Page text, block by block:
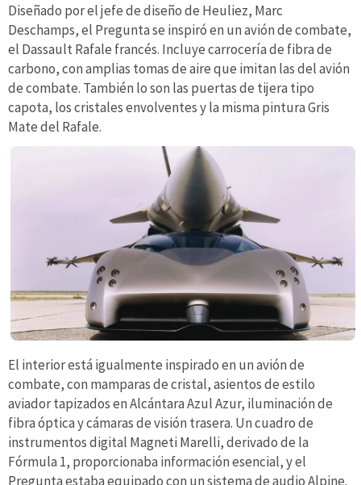
Diseñado por el jefe de diseño de Heuliez, Marc
Deschamps, el Pregunta se inspiró en un avión de combate,
el Dassault Rafale francés. Incluye carrocería de fibra de
carbono, con amplias tomas de aire que imitan las del avión
de combate. También lo son las puertas de tijera tipo
capota, los cristales envolventes y la misma pintura Gris
Mate del Rafale.
El interior está igualmente inspirado en un avión de
combate, con mamparas de cristal, asientos de estilo
aviador tapizados en Alcántara Azul Azur, iluminación de
fibra óptica y cámaras de visión trasera. Un cuadro de
instrumentos digital Magneti Marelli, derivado de la
Fórmula 1, proporcionaba información esencial, y el
Pregunta estaba equipado con un sistema de audio Alpine.